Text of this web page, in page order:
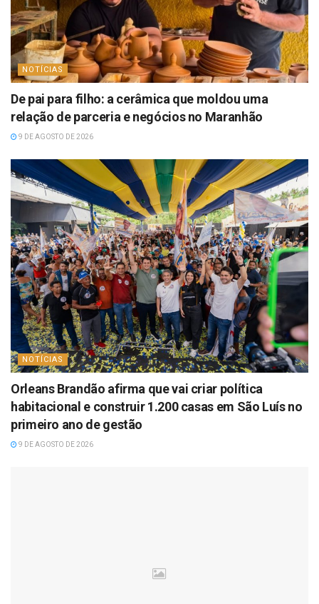
NOTÍCIAS
De pai para filho: a cerâmica que moldou uma
relação de parceria e negócios no Maranhão
9 DE AGOSTO DE 2026
NOTÍCIAS
Orleans Brandão afirma que vai criar política
habitacional e construir 1.200 casas em São Luís no
primeiro ano de gestão
9 DE AGOSTO DE 2026